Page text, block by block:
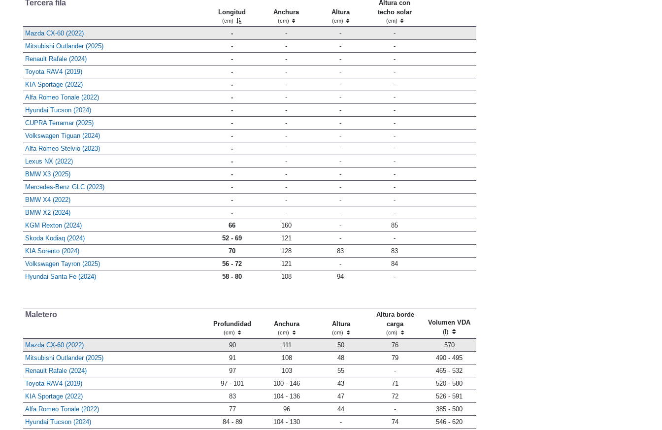
Tercera fila
Longitud
(cm)
Anchura
(cm)
Altura
(cm)
Altura con
techo solar
(cm)
Mazda CX-60 (2022) - - -
-
Mitsubishi Outlander (2025)
- - -
-
Renault Rafale (2024)
- - -
-
Toyota RAV4 (2019)
- - -
-
KIA Sportage (2022)
- - -
-
Alfa Romeo Tonale (2022)
- - -
-
Hyundai Tucson (2024)
- - -
-
CUPRA Terramar (2025)
- - -
-
Volkswagen Tiguan (2024)
- - -
-
Alfa Romeo Stelvio (2023)
- - -
-
Lexus NX (2022)
- - -
-
BMW X3 (2025)
- - -
-
Mercedes-Benz GLC (2023)
- - -
-
BMW X4 (2022)
- - -
-
BMW X2 (2024)
- - -
-
KGM Rexton (2024)
66 160 -
85
Skoda Kodiaq (2024)
52 - 69 121 -
-
KIA Sorento (2024)
70 128 83
83
Volkswagen Tayron (2025)
56 - 72 121 -
84
Hyundai Santa Fe (2024)
58 - 80 108 94 -
Maletero
Profundidad
(cm)
Anchura
(cm)
Altura
(cm)
Altura borde
carga
(cm)
Volumen VDA
(l)
Mazda CX-60 (2022)
90 111 50 76
570
Mitsubishi Outlander (2025)
91 108 48 79
490 - 495
Renault Rafale (2024)
97 103 55 -
465 - 532
Toyota RAV4 (2019)
97 - 101 100 - 146 43 71
520 - 580
KIA Sportage (2022)
83 104 - 136 47 72
526 - 591
Alfa Romeo Tonale (2022)
77 96 44 -
385 - 500
Hyundai Tucson (2024)
84 - 89 104 - 130 - 74
546 - 620